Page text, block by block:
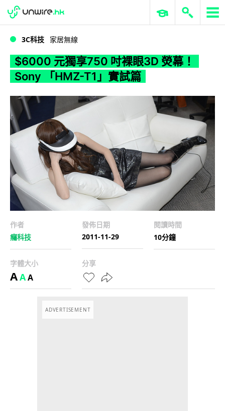
WWDC 2026 ERP 與商業 AI
3C科技 家居無線
$6000 元獨享750 吋裸眼3D 熒幕！
Sony 「HMZ-T1」實試篇
作者
癮科技
發佈日期
2011-11-29
閱讀時間
10分鐘
字體大小
AAA
分享
ADVERTISEMENT